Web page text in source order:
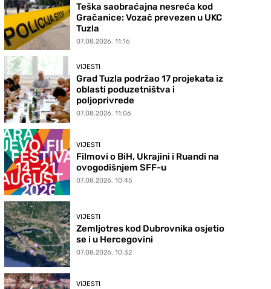
Teška saobraćajna nesreća kod
Gračanice: Vozač prevezen u UKC
Tuzla
07.08.2026. 11:16
VIJESTI
Grad Tuzla podržao 17 projekata iz
oblasti poduzetništva i
poljoprivrede
07.08.2026. 11:06
VIJESTI
Filmovi o BiH, Ukrajini i Ruandi na
ovogodišnjem SFF-u
07.08.2026. 10:45
VIJESTI
Zemljotres kod Dubrovnika osjetio
se i u Hercegovini
07.08.2026. 10:32
VIJESTI